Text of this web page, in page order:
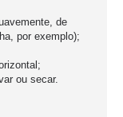
de
por exemplo);
ou secar.